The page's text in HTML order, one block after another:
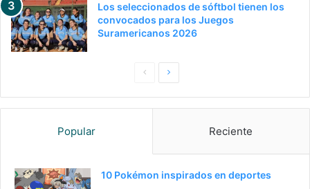
Los seleccionados de sóftbol tienen los
convocados para los Juegos
Suramericanos 2026
PaginaSiguiente
Popular Reciente
10 Pokémon inspirados en deportes